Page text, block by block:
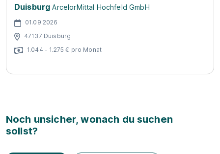
Duisburg ArcelorMittal Hochfeld GmbH
01.09.2026
47137 Duisburg
1.044 - 1.275 € pro Monat
Noch unsicher, wonach du suchen
sollst?